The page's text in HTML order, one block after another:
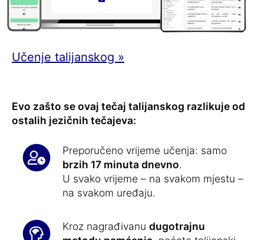
Učenje talijanskog »
Evo zašto se ovaj tečaj talijanskog razlikuje od
ostalih jezičnih tečajeva:
Preporučeno vrijeme učenja: samo
brzih 17 minuta dnevno.
U svako vrijeme – na svakom mjestu –
na svakom uređaju.
Kroz nagrađivanu dugotrajnu